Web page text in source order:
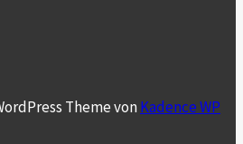
Theme vonKadence WP